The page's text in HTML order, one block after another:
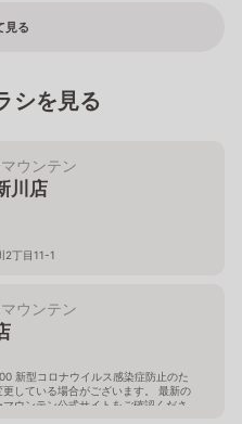
見る
シを見る
ウンテン
川店
2丁目11-1
ウンテン
新型コロナウイルス感染症防止のた
している場合がございます。 最新の
ウンテン公式サイトをご確認くださ